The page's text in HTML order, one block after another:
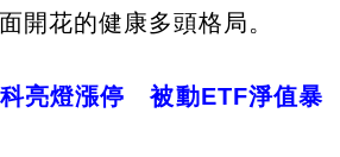
開花的健康多頭格局。
亮燈漲停 被動ETF淨值暴